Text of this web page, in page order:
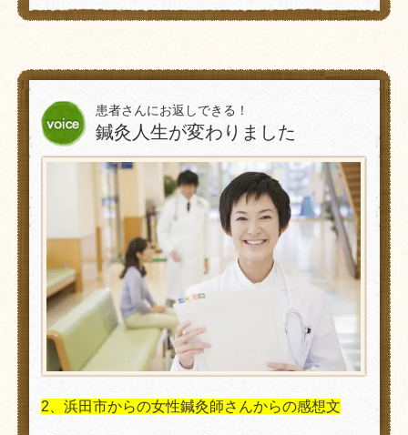
患者さんにお返しできる！
鍼灸人生が変わりました
2、浜田市からの女性鍼灸師さんからの感想文